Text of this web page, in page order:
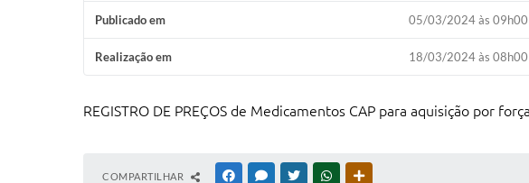
Publicado em 05/03/2024 às 09h00
Realização em 18/03/2024 às 08h00
REGISTRO DE PREÇOS de Medicamentos CAP para aquisição por
COMPARTILHAR FACEBOOKMESSENGER
TWITTERWHATSAPP